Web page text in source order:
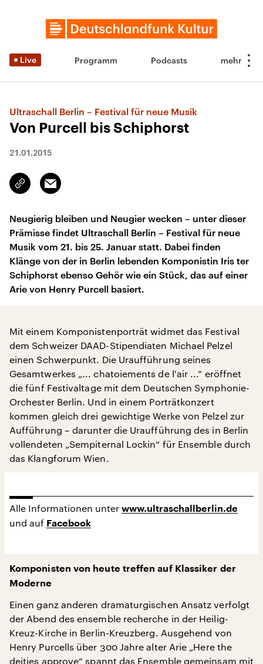
Live Programm Podcasts
Ultraschall Berlin – Festival für neue Musik
Von Purcell bis Schiphorst
21.01.2015
Link
kopieren/teilen
Email
Neugierig bleiben und Neugier wecken – unter dieser
Prämisse findet Ultraschall Berlin – Festival für neue
Musik vom 21. bis 25. Januar statt. Dabei finden
Klänge von der in Berlin lebenden Komponistin Iris ter
Schiphorst ebenso Gehör wie ein Stück, das auf einer
Arie von Henry Purcell basiert.
Mit einem Komponistenporträt widmet das Festival
dem Schweizer DAAD-Stipendiaten Michael Pelzel
einen Schwerpunkt. Die Uraufführung seines
Gesamtwerkes „... chatoiements de l'air ...“ eröffnet
die fünf Festivaltage mit dem Deutschen Symphonie-
Orchester Berlin. Und in einem Porträtkonzert
kommen gleich drei gewichtige Werke von Pelzel zur
Aufführung – darunter die Uraufführung des in Berlin
vollendeten „Sempiternal Lockin“ für Ensemble durch
das Klangforum Wien.
Alle Informationen unter www.ultraschallberlin.de
und auf Facebook
Komponisten von heute treffen auf Klassiker der
Moderne
Einen ganz anderen dramaturgischen Ansatz verfolgt
der Abend des ensemble recherche in der Heilig-
Kreuz-Kirche in Berlin-Kreuzberg. Ausgehend von
Henry Purcells über 300 Jahre alter Arie „Here the
deities approve“ spannt das Ensemble gemeinsam mit